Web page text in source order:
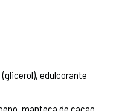
edulcorante
manteca de cacao,